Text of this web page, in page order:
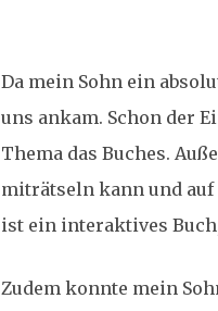
Da mein Sohn ein
uns ankam. Schon der
Thema das Buches.
miträtseln kann und auf
ist ein interaktives
Zudem konnte mein